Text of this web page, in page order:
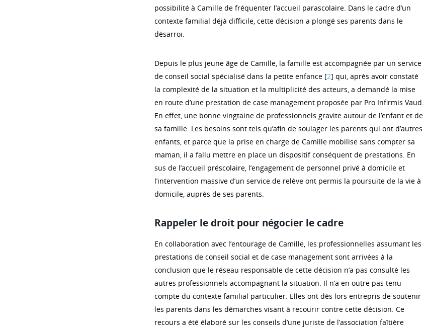
possibilité à Camille de fréquenter l’accueil parascolaire. Dans le cadre d’un
contexte familial déjà difficile, cette décision a plongé ses parents dans le
désarroi.
Depuis le plus jeune âge de Camille, la famille est accompagnée par un service
de conseil social spécialisé dans la petite enfance [2] qui, après avoir constaté
la complexité de la situation et la multiplicité des acteurs, a demandé la mise
en route d’une prestation de case management proposée par Pro Infirmis Vaud.
En effet, une bonne vingtaine de professionnels gravite autour de l’enfant et de
sa famille. Les besoins sont tels qu’afin de soulager les parents qui ont d’autres
enfants, et parce que la prise en charge de Camille mobilise sans compter sa
maman, il a fallu mettre en place un dispositif conséquent de prestations. En
sus de l’accueil préscolaire, l’engagement de personnel privé à domicile et
l’intervention massive d’un service de relève ont permis la poursuite de la vie à
domicile, auprès de ses parents.
Rappeler le droit pour négocier le cadre
En collaboration avec l’entourage de Camille, les professionnelles assumant les
prestations de conseil social et de case management sont arrivées à la
conclusion que le réseau responsable de cette décision n’a pas consulté les
autres professionnels accompagnant la situation. Il n’a en outre pas tenu
compte du contexte familial particulier. Elles ont dès lors entrepris de soutenir
les parents dans les démarches visant à recourir contre cette décision. Ce
recours a été élaboré sur les conseils d’une juriste de l’association faîtière